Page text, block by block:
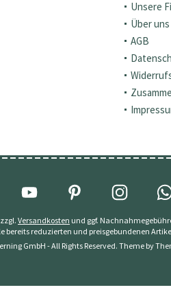
Unsere
Über uns
AGB
Versandkosten und ggf.
bereits reduzierten und preisgebundenen
GmbH - All Rights Reserved. Theme by